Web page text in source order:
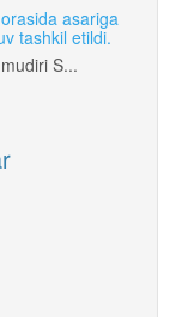
asariga
tashkil etildi.
S...